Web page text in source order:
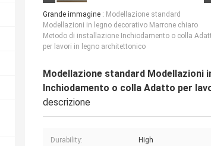
Grande immagine : Modellazione standard
Modellazioni in legno decorativo Marrone chiaro
Metodo di installazione Inchiodamento o colla
per lavori in legno architettonico
Modellazione standard Modellazioni
Inchiodamento o colla Adatto per
descrizione
Durability: High